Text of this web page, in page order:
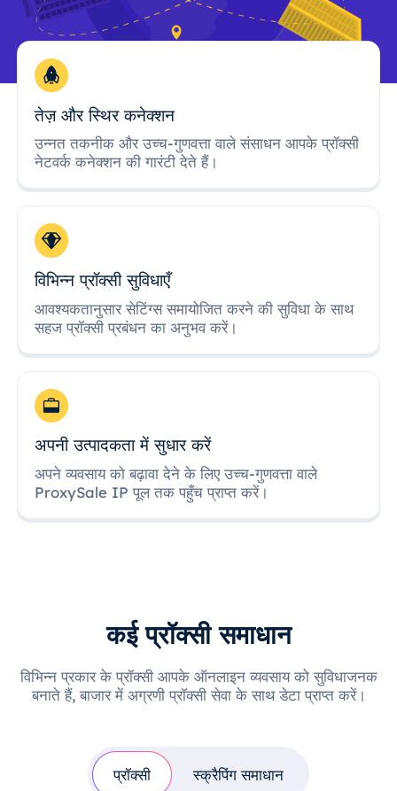
तेज़ और स्थिर कनेक्शन
उन्नत तकनीक और उच्च-गुणवत्ता वाले संसाधन आपके प्रॉक्सी
नेटवर्क कनेक्शन की गारंटी देते हैं।
विभिन्न प्रॉक्सी सुविधाएँ
आवश्यकतानुसार सेटिंग्स समायोजित करने की सुविधा के साथ
सहज प्रॉक्सी प्रबंधन का अनुभव करें।
अपनी उत्पादकता में सुधार करें
अपने व्यवसाय को बढ़ावा देने के लिए उच्च-गुणवत्ता वाले
ProxySale IP पूल तक पहुँच प्राप्त करें।
कई प्रॉक्सी समाधान
विभिन्न प्रकार के प्रॉक्सी आपके ऑनलाइन व्यवसाय को सुविधाजनक
बनाते हैं, बाजार में अग्रणी प्रॉक्सी सेवा के साथ डेटा प्राप्त करें।
प्रॉक्सी स्क्रैपिंग समाधान